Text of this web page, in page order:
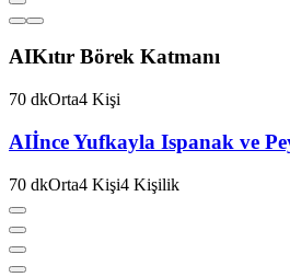
AIKıtır Börek Katmanı
70 dkOrta4 Kişi
AIİnce Yufkayla Ispanak ve
70 dkOrta4 Kişi4 Kişilik